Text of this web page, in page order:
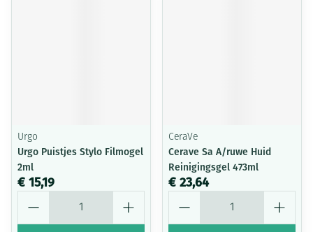
Urgo
Urgo Puistjes Stylo Filmogel
2ml
€ 15,19
CeraVe
Cerave Sa A/ruwe Huid
Reinigingsgel 473ml
€ 23,64